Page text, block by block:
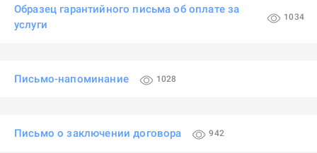
Образец гарантийного письма об оплате за
услуги
1034
Письмо-напоминание 1028
Письмо о заключении договора 942